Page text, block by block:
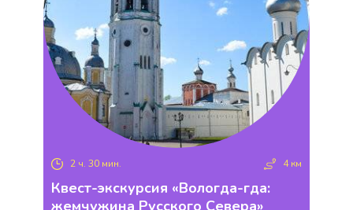
2 ч. 30 мин. 4 км
Квест-экскурсия «Вологда-гда:
жемчужина Русского Севера»